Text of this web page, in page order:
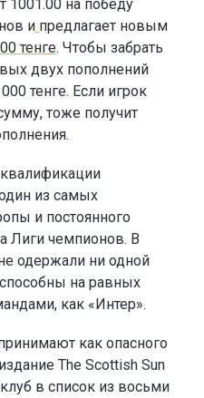
1001.00 на победу
и предлагает новым
тенге. Чтобы забрать
двух пополнений
тенге. Если игрок
тоже получит
из самых
и постоянного
Лиги чемпионов. В
одержали ни одной
на равных
как «Интер».
как опасного
The Scottish Sun
в список из восьми